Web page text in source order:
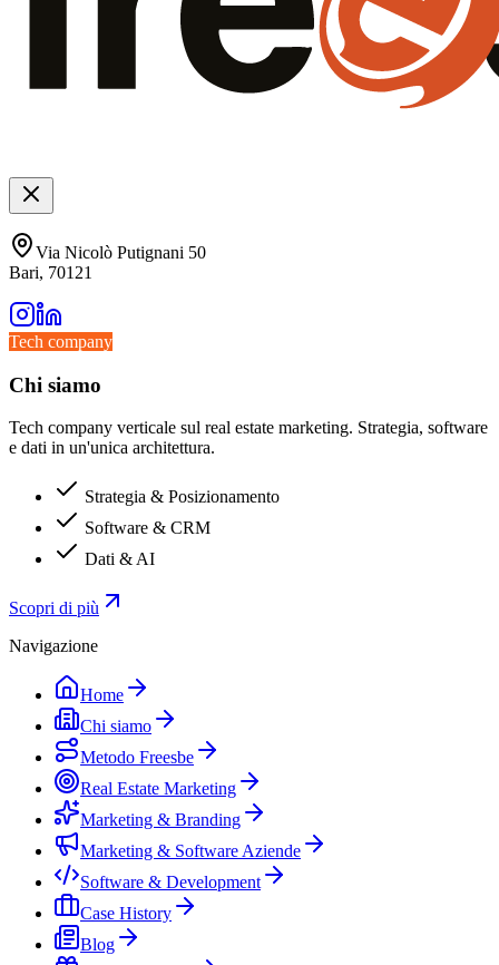
Via Nicolò Putignani 50
Bari, 70121
Tech company
Chi siamo
Tech company verticale sul real estate marketing. Strategia, software
e dati in un'unica architettura.
Strategia & Posizionamento
Software & CRM
Dati & AI
Scopri di più
Navigazione
Home
Chi siamo
Metodo Freesbe
Real Estate Marketing
Marketing & Branding
Marketing & Software Aziende
Software & Development
Case History
Blog